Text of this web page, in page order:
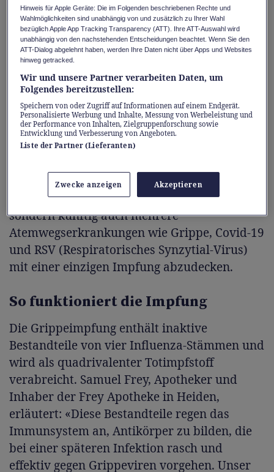
USA der erste Impfstoff entwickelt – ein
Meilenstein im Kampf gegen die Grippe. Ende
der 1960er-Jahre gelang der Durchbruch in
Europa dank der Zulassung von Impfstoffen
mit mehreren Virenstämmen. 1981 wurde die
Grippeimpfung in den Schweizer Impfplan
aufgenommen und seit 2010 ist sie auch für
Schwangere empfohlen.
die noch besser schützen sollen – mit dem
Ziel, nicht nur die Wirksamkeit zu steigern,
sondern künftig auch mehrere
Atemwegserkrankungen wie Grippe, Covid-19
und RSV (Respiratorisches Synzytial-Virus)
mit einer einzigen Impfung abzudecken.
So funktioniert die Impfung
Die Grippeimpfung enthält inaktive
Bestandteile von vier Influenza-Stämmen und
wird als quadrivalenter Totimpfstoff
verabreicht. Samuel Frey, Apotheker und
Inhaber der Frey Apotheke in Heiden,
erläutert: «Diese Bestandteile regen das
Immunsystem an, Antikörper zu bilden, die
bei einer späteren Infektion rasch und
effektiv gegen Grippeviren vorgehen. Unser
Hinweis für Apple Geräte: Die im Folgenden beschriebenen Rechte und
Wahlmöglichkeiten sind unabhängig von und zusätzlich zu Ihrer Wahl
bezüglich Apple App Tracking Transparency (ATT). Ihre ATT-Auswahl wird
unabhängig von den nachstehenden Entscheidungen beachtet. Wenn Sie den
ATT-Dialog abgelehnt haben, werden Ihre Daten nicht über Apps und Websites
hinweg getracked.
Wir und unsere Partner verarbeiten Daten, um
Folgendes bereitzustellen:
Speichern von oder Zugriff auf Informationen auf einem Endgerät.
Personalisierte Werbung und Inhalte, Messung von Werbeleistung und
der Performance von Inhalten, Zielgruppenforschung sowie
Entwicklung und Verbesserung von Angeboten.
Liste der Partner (Lieferanten)
Zwecke anzeigen Akzeptieren